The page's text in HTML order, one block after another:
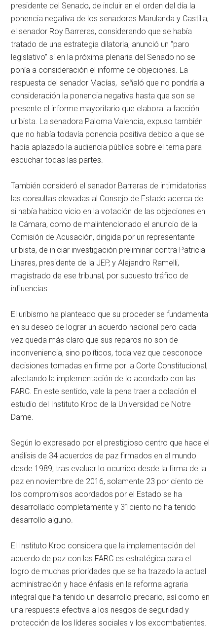
presidente del Senado, de incluir en el orden del día la
ponencia negativa de los senadores Marulanda y Castilla,
el senador Roy Barreras, considerando que se había
tratado de una estrategia dilatoria, anunció un “paro
legislativo” si en la próxima plenaria del Senado no se
ponía a consideración el informe de objeciones. La
respuesta del senador Macías, señaló que no pondría a
consideración la ponencia negativa hasta que son se
presente el informe mayoritario que elabora la facción
uribista. La senadora Paloma Valencia, expuso también
que no había todavía ponencia positiva debido a que se
había aplazado la audiencia pública sobre el tema para
escuchar todas las partes.
También consideró el senador Barreras de intimidatorias
las consultas elevadas al Consejo de Estado acerca de
si había habido vicio en la votación de las objeciones en
la Cámara, como de malintencionado el anuncio de la
Comisión de Acusación, dirigida por un representante
uribista, de iniciar investigación preliminar contra Patricia
Linares, presidente de la JEP, y Alejandro Ramelli,
magistrado de ese tribunal, por supuesto tráfico de
influencias.
El uribismo ha planteado que su proceder se fundamenta
en su deseo de lograr un acuerdo nacional pero cada
vez queda más claro que sus reparos no son de
inconveniencia, sino políticos, toda vez que desconoce
decisiones tomadas en firme por la Corte Constitucional,
afectando la implementación de lo acordado con las
FARC. En este sentido, vale la pena traer a colación el
estudio del Instituto Kroc de la Universidad de Notre
Dame.
Según lo expresado por el prestigioso centro que hace el
análisis de 34 acuerdos de paz firmados en el mundo
desde 1989, tras evaluar lo ocurrido desde la firma de la
paz en noviembre de 2016, solamente 23 por ciento de
los compromisos acordados por el Estado se ha
desarrollado completamente y 31ciento no ha tenido
desarrollo alguno.
El Instituto Kroc considera que la implementación del
acuerdo de paz con las FARC es estratégica para el
logro de muchas prioridades que se ha trazado la actual
administración y hace énfasis en la reforma agraria
integral que ha tenido un desarrollo precario, así como en
una respuesta efectiva a los riesgos de seguridad y
protección de los líderes sociales y los excombatientes.